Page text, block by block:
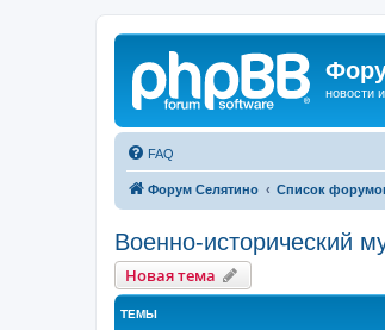
новости
FAQ
Форум Селятино Список
Военно-исторический
Новая тема
ТЕМЫ